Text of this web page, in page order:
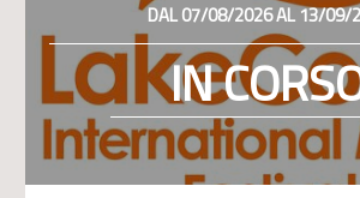
DAL 07/08/2026 AL 13/09/
IN